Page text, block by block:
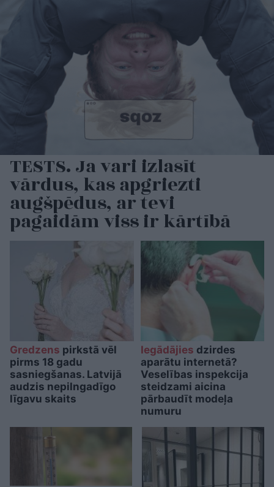
TESTS. Ja vari izlasīt
vārdus, kas apgriezti
augšpēdus, ar tevi
pagaidām viss ir kārtībā
Gredzens pirkstā vēl
pirms 18 gadu
sasniegšanas. Latvijā
audzis nepilngadīgo
līgavu skaits
Iegādājies dzirdes
aparātu internetā?
Veselības inspekcija
steidzami aicina
pārbaudīt modeļa
numuru